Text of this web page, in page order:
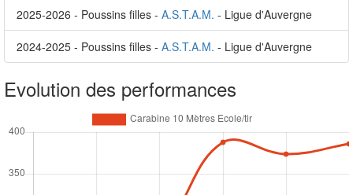
2025-2026 - Poussins filles - A.S.T.A.M. - Ligue d'Auvergne
2024-2025 - Poussins filles - A.S.T.A.M. - Ligue d'Auvergne
Evolution des performances